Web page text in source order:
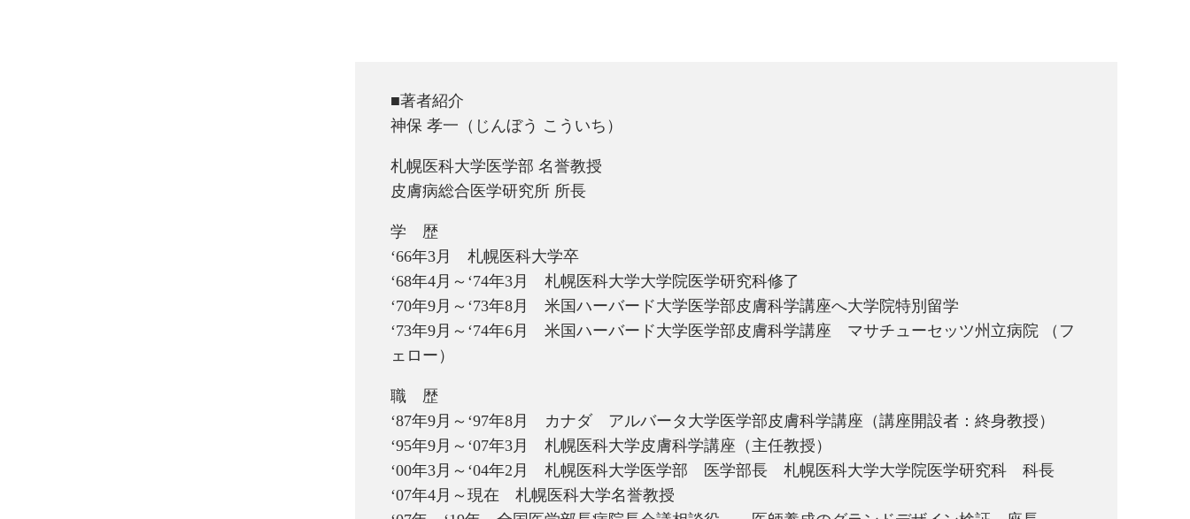
■著者紹介
神保 孝一（じんぼう こういち）
札幌医科大学医学部 名誉教授
皮膚病総合医学研究所 所長
学 歴
‘66年3月 札幌医科大学卒
‘68年4月～‘74年3月 札幌医科大学大学院医学研究科修了
‘70年9月～‘73年8月 米国ハーバード大学医学部皮膚科学講座へ大学院特別留学
‘73年9月～‘74年6月 米国ハーバード大学医学部皮膚科学講座 マサチューセッツ州立病院 （フ
ェロー）
職 歴
‘87年9月～‘97年8月 カナダ アルバータ大学医学部皮膚科学講座（講座開設者：終身教授）
‘95年9月～‘07年3月 札幌医科大学皮膚科学講座（主任教授）
‘00年3月～‘04年2月 札幌医科大学医学部 医学部長 札幌医科大学大学院医学研究科 科長
‘07年4月～現在 札幌医科大学名誉教授